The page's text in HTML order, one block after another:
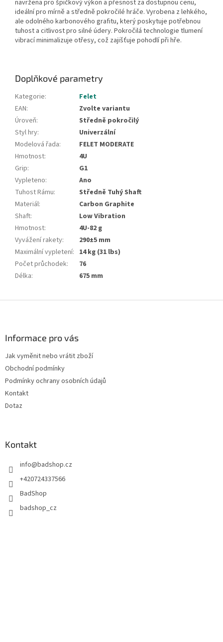
navržena pro špičkový výkon a přesnost za dostupnou cenu,
ideální pro mírně a středně pokročilé hráče. Vyrobena z lehkého,
ale odolného karbonového grafitu, který poskytuje potřebnou
tuhost a citlivost pro silné údery. Pokročilá technologie tlumení
vibrací minimalizuje otřesy, což zajišťuje pohodlí při hře.
Doplňkové parametry
Kategorie:
Felet
EAN:
Zvolte variantu
Úroveň:
Středně pokročilý
Styl hry:
Univerzální
Modelová řada:
FELET MODERATE
Hmotnost:
4U
Grip:
G1
Vypleteno:
Ano
Tuhost Rámu:
Středně Tuhý Shaft
Materiál:
Carbon Graphite
Shaft:
Low Vibration
Hmotnost:
4U-82 g
Vyvážení rakety:
290±5 mm
Maximální vypletení: 14 kg (31 lbs)
Počet průchodek:
76
Délka: 675 mm
Informace pro vás
Jak vyměnit nebo vrátit zboží
Obchodní podmínky
Podmínky ochrany osobních údajů
Kontakt
Dotaz
Kontakt
info@badshop.cz
+420724337566
BadShop
badshop_cz